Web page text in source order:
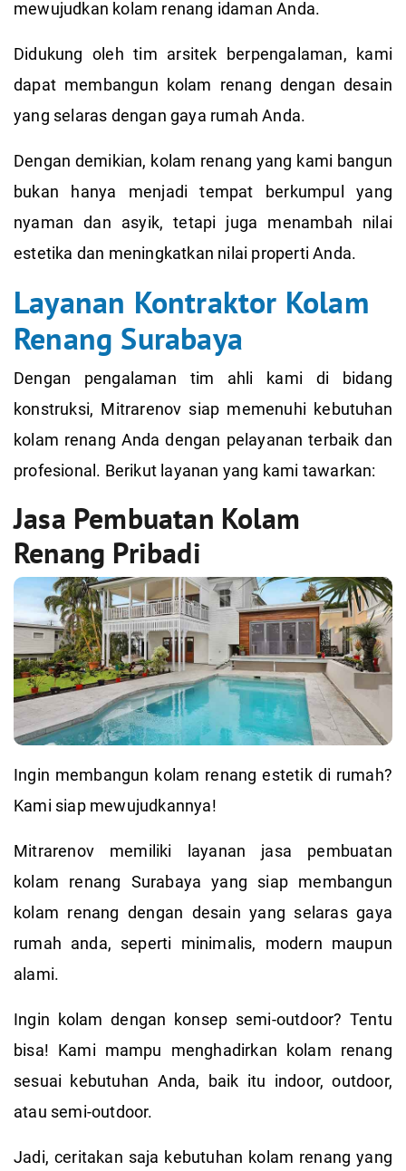
mewujudkan kolam renang idaman Anda.
Didukung oleh tim arsitek berpengalaman, kami
dapat membangun kolam renang dengan desain
yang selaras dengan gaya rumah Anda.
Dengan demikian, kolam renang yang kami bangun
bukan hanya menjadi tempat berkumpul yang
nyaman dan asyik, tetapi juga menambah nilai
estetika dan meningkatkan nilai properti Anda.
Layanan Kontraktor Kolam
Renang Surabaya
Dengan pengalaman tim ahli kami di bidang
konstruksi, Mitrarenov siap memenuhi kebutuhan
kolam renang Anda dengan pelayanan terbaik dan
profesional. Berikut layanan yang kami tawarkan:
Jasa Pembuatan Kolam
Renang Pribadi
Ingin membangun kolam renang estetik di rumah?
Kami siap mewujudkannya!
Mitrarenov memiliki layanan jasa pembuatan
kolam renang Surabaya yang siap membangun
kolam renang dengan desain yang selaras gaya
rumah anda, seperti minimalis, modern maupun
alami.
Ingin kolam dengan konsep semi-outdoor? Tentu
bisa! Kami mampu menghadirkan kolam renang
sesuai kebutuhan Anda, baik itu indoor, outdoor,
atau semi-outdoor.
Jadi, ceritakan saja kebutuhan kolam renang yang